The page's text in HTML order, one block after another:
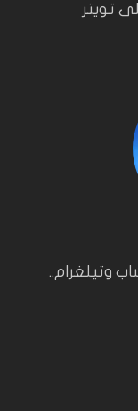
تويتر
وتيلغرام..